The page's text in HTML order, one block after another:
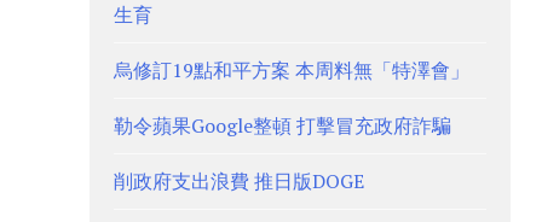
生育
烏修訂19點和平方案 本周料無「特澤會」
勒令蘋果Google整頓 打擊冒充政府詐騙
削政府支出浪費 推日版DOGE